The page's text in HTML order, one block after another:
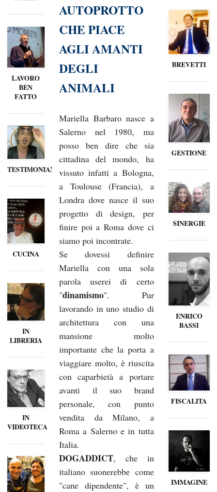
LAVORO
BEN
FATTO
TESTIMONIANZE
CUCINA
IN
LIBRERIA
IN
VIDEOTECA
AUTOPROTTO
CHE PIACE
AGLI AMANTI
DEGLI
ANIMALI
Mariella Barbaro nasce a
Salerno nel 1980, ma
posso ben dire che sia
cittadina del mondo, ha
vissuto infatti a Bologna,
a Toulouse (Francia), a
Londra dove nasce il suo
progetto di design, per
finire poi a Roma dove ci
siamo poi incontrate.
Se dovessi definire
Mariella con una sola
parola userei di certo
"dinamismo". Pur
lavorando in uno studio di
architettura con una
mansione molto
importante che la porta a
viaggiare molto, è riuscita
con caparbietà a portare
avanti il suo brand
personale, con punto
vendita da Milano, a
Roma a Salerno e in tutta
Italia.
DOGADDICT, che in
italiano suonerebbe come
"cane dipendente", è un
BREVETTI
GESTIONE
SINERGIE
ENRICO
BASSI
FISCALITA
IMMAGINE